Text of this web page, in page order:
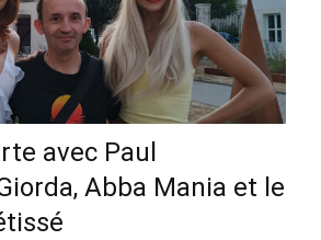
avec Paul
Abba Mania et le